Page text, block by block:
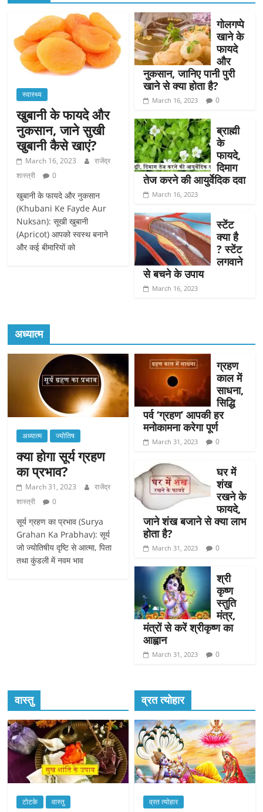
स्वास्थ्य
खुबानी के फायदे और
नुकसान, जाने सुखी
खुबानी कैसे खाएं?
March 16, 2023
राजेंद्र
शास्त्री
0
खुबानी के फायदे और नुकसान
(Khubani Ke Fayde Aur
Nuksan): सूखी खुबानी
(Apricot) आपको स्वस्थ बनाने
और कई बीमारियों को
गोलगप्पे
खाने के
फायदे
और
नुकसान, जानिए पानी पुरी
खाने से क्या होता है?
March 16, 2023 0
ब्राह्मी
के
फायदे,
दिमाग
तेज करने की आयुर्वेदिक दवा
March 16, 2023
स्टेंट
क्या है
? स्टेंट
लगवाने
से बचने के उपाय
March 16, 2023
अध्यात्म
अध्यात्म ज्योतिष
क्या होगा सूर्य ग्रहण
का प्रभाव?
March 31, 2023
राजेंद्र
शास्त्री
0
सूर्य ग्रहण का प्रभाव (Surya
Grahan Ka Prabhav): सूर्य
जो ज्योतिषीय दृष्टि से आत्मा, पिता
तथा कुंडली में नवम भाव
ग्रहण
काल में
साधना,
सिद्धि
पर्व ‘ग्रहण’ आपकी हर
मनोकामना करेगा पूर्ण
March 31, 2023 0
घर में
शंख
रखने के
फायदे,
जाने शंख बजाने से क्या लाभ
होता है?
March 31, 2023 0
श्री
कृष्ण
स्तुति
मंत्र,
मंत्रों से करें श्रीकृष्ण का
आह्वान
March 31, 2023 0
वास्तु
टोटके वास्तु
व्रत त्योहार
व्रत त्योहार